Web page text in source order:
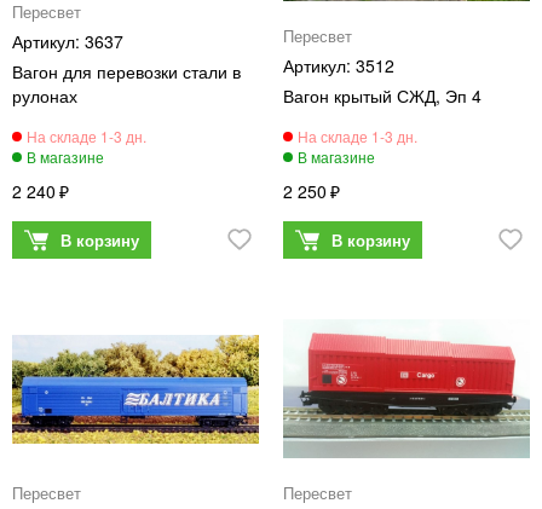
Пересвет
3637
Вагон для перевозки стали в
рулонах
2 240
Пересвет
3512
Вагон крытый СЖД, Эп 4
2 250
Пересвет Пересвет